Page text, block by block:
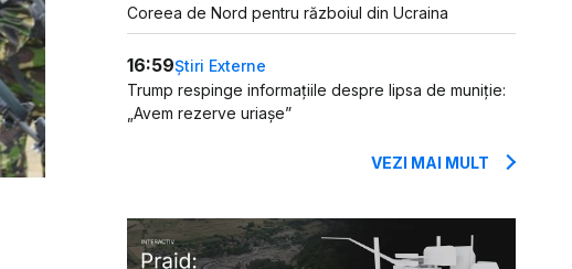
Coreea de Nord pentru războiul din Ucraina
16:59Știri Externe
Trump respinge informațiile despre lipsa de muniție:
„Avem rezerve uriașe”
VEZI MAI MULT